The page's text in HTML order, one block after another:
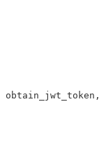
obtain_jwt_token ,